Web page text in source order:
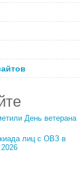
День ветерана
лиц с ОВЗ в